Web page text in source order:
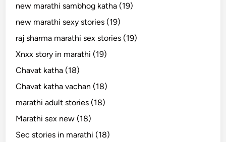
new marathi sambhog katha (19)
new marathi sexy stories (19)
raj sharma marathi sex stories (19)
Xnxx story in marathi (19)
Chavat katha (18)
Chavat katha vachan (18)
marathi adult stories (18)
Marathi sex new (18)
Sec stories in marathi (18)